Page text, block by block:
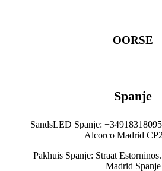
OORSE
Spanje
SandsLED Spanje:
Alcorco Madrid
Pakhuis Spanje: Straat
Madrid Spanje